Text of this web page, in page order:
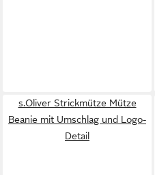
s.Oliver Strickmütze Mütze
Beanie mit Umschlag und Logo-
Detail